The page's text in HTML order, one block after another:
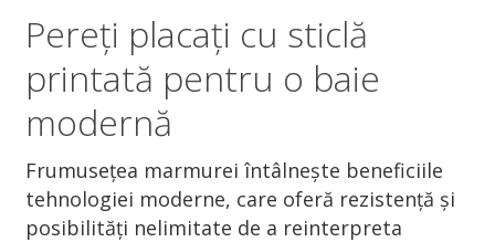
Pereți placați cu sticlă
printată pentru o baie
modernă
Frumusețea marmurei întâlnește beneficiile
tehnologiei moderne, care oferă rezistență și
posibilități nelimitate de a reinterpreta